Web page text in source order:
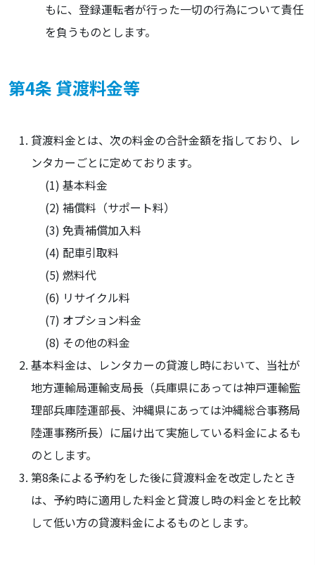
もに、登録運転者が行った一切の行為について責任
を負うものとします。
第4条 貸渡料金等
貸渡料金とは、次の料金の合計金額を指しており、レ
ンタカーごとに定めております。
基本料金
補償料（サポート料）
免責補償加入料
配車引取料
燃料代
リサイクル料
オプション料金
その他の料金
基本料金は、レンタカーの貸渡し時において、当社が
地方運輸局運輸支局長（兵庫県にあっては神戸運輸監
理部兵庫陸運部長、沖縄県にあっては沖縄総合事務局
陸運事務所長）に届け出て実施している料金によるも
のとします。
第8条による予約をした後に貸渡料金を改定したとき
は、予約時に適用した料金と貸渡し時の料金とを比較
して低い方の貸渡料金によるものとします。